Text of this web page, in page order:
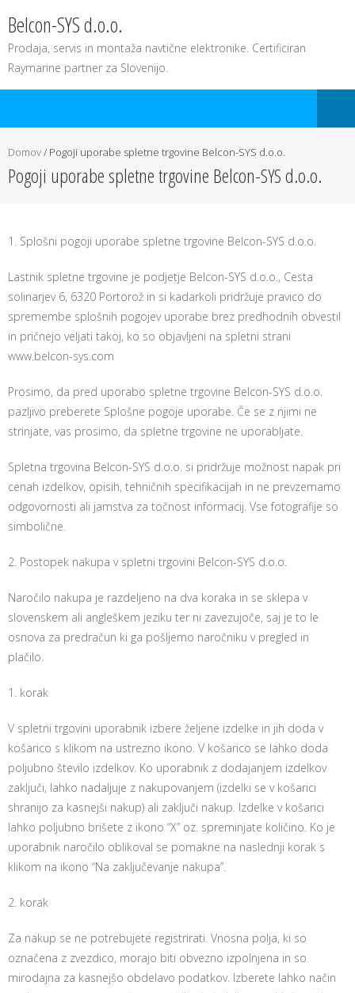
Belcon-SYS d.o.o.
Prodaja, servis in montaža navtične elektronike. Certificiran
Raymarine partner za Slovenijo.
Domov/ Pogoji uporabe spletne trgovine Belcon-SYS d.o.o.
Pogoji uporabe spletne trgovine Belcon-SYS d.o.o.
1. Splošni pogoji uporabe spletne trgovine Belcon-SYS d.o.o.
Lastnik spletne trgovine je podjetje Belcon-SYS d.o.o., Cesta
solinarjev 6, 6320 Portorož in si kadarkoli pridržuje pravico do
spremembe splošnih pogojev uporabe brez predhodnih obvestil
in pričnejo veljati takoj, ko so objavljeni na spletni strani
www.belcon-sys.com
Prosimo, da pred uporabo spletne trgovine Belcon-SYS d.o.o.
pazljivo preberete Splošne pogoje uporabe. Če se z njimi ne
strinjate, vas prosimo, da spletne trgovine ne uporabljate.
Spletna trgovina Belcon-SYS d.o.o. si pridržuje možnost napak pri
cenah izdelkov, opisih, tehničnih specifikacijah in ne prevzemamo
odgovornosti ali jamstva za točnost informacij. Vse fotografije so
simbolične.
2. Postopek nakupa v spletni trgovini Belcon-SYS d.o.o.
Naročilo nakupa je razdeljeno na dva koraka in se sklepa v
slovenskem ali angleškem jeziku ter ni zavezujoče, saj je to le
osnova za predračun ki ga pošljemo naročniku v pregled in
plačilo.
1. korak
V spletni trgovini uporabnik izbere željene izdelke in jih doda v
košarico s klikom na ustrezno ikono. V košarico se lahko doda
poljubno število izdelkov. Ko uporabnik z dodajanjem izdelkov
zaključi, lahko nadaljuje z nakupovanjem (izdelki se v košarici
shranijo za kasnejši nakup) ali zaključi nakup. Izdelke v košarici
lahko poljubno brišete z ikono “X” oz. spreminjate količino. Ko je
uporabnik naročilo oblikoval se pomakne na naslednji korak s
klikom na ikono “Na zaključevanje nakupa”.
2. korak
Za nakup se ne potrebujete registrirati. Vnosna polja, ki so
označena z zvezdico, morajo biti obvezno izpolnjena in so
mirodajna za kasnejšo obdelavo podatkov. Izberete lahko način